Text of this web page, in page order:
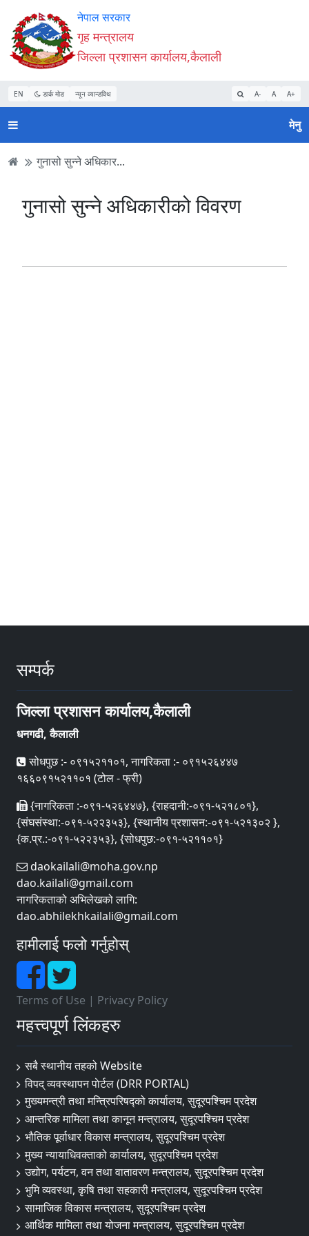
Accessibility
Mode
सुरु
गर्नुहोस्
सामाग्री
पढ्नुहाेस्
नेभिगेसन
पढ्नुहाेस्
वेबसाइट
खोजमा
जानुहोस्
नेपाल सरकार
गृह मन्त्रालय
जिल्ला प्रशासन कार्यालय,कैलाली
EN डार्क मोड न्यून व्यान्डविथ A- A A+
मेनु
गुनासो सुन्ने अधिकार...
गुनासो सुन्ने अधिकारीको विवरण
सम्पर्क
जिल्ला प्रशासन कार्यालय,कैलाली
धनगढी, कैलाली
सोधपुछ :- ०९१५२११०१, नागरिकता :- ०९१५२६४४७
१६६०९१५२११०१ (टोल - फ्री)
{नागरिकता :-०९१-५२६४४७}, {राहदानी:-०९१-५२१८०१},
{संघसंस्था:-०९१-५२२३५३}, {स्थानीय प्रशासन:-०९१-५२१३०२ },
{क.प्र.:-०९१-५२२३५३}, {सोधपुछ:-०९१-५२११०१}
daokailali@moha.gov.np
dao.kailali@gmail.com
नागरिकताको अभिलेखको लागि:
dao.abhilekhkailali@gmail.com
हामीलाई फलो गर्नुहोस्
Terms of Use | Privacy Policy
महत्त्वपूर्ण लिंकहरु
सबै स्थानीय तहको Website
विपद् व्यवस्थापन पाेर्टल (DRR PORTAL)
मुख्यमन्त्री तथा मन्त्रिपरिषद्को कार्यालय, सुदूरपश्चिम प्रदेश
आन्तरिक मामिला तथा कानून मन्त्रालय, सुदूरपश्चिम प्रदेश
भौतिक पूर्वाधार विकास मन्त्रालय, सुदूरपश्चिम प्रदेश
मुख्य न्यायाधिवक्ताको कार्यालय, सुदूरपश्चिम प्रदेश
उद्योग, पर्यटन, वन तथा वातावरण मन्त्रालय, सुदूरपश्चिम प्रदेश
भुमि व्यवस्था, कृषि तथा सहकारी मन्त्रालय, सुदूरपश्चिम प्रदेश
सामाजिक विकास मन्त्रालय, सुदूरपश्चिम प्रदेश
आर्थिक मामिला तथा योजना मन्त्रालय, सुदूरपश्चिम प्रदेश